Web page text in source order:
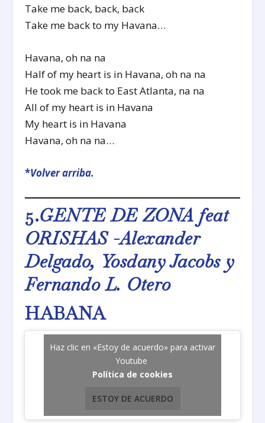
Take me back, back, back
Take me back to my Havana…
Havana, oh na na
Half of my heart is in Havana, oh na na
He took me back to East Atlanta, na na
All of my heart is in Havana
My heart is in Havana
Havana, oh na na…
*Volver arriba.
5.GENTE DE ZONA feat
ORISHAS -Alexander
Delgado, Yosdany Jacobs y
Fernando L. Otero
HABANA
Haz clic en «Estoy de acuerdo» para activar
Youtube
Política de cookies
ESTOY DE ACUERDO